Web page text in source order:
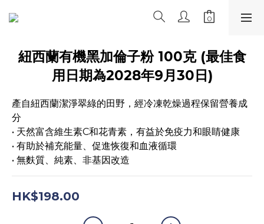
紐西蘭有機黑加倫子粉 100克 (最佳食
用日期為2028年9月30日)
產自紐西蘭潔淨翠綠的田野，經冷凍乾燥過程保留營養成
分
• 天然富含維生素C和花青素，有益於免疫力和眼睛健康
• 有助於補充能量、促進恢復和血液循環
• 無麩質、純素、非基因改造
HK$198.00